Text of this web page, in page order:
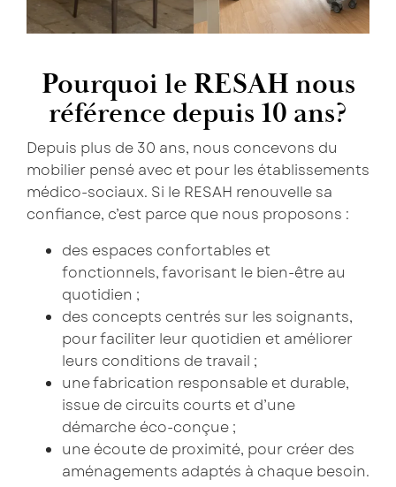
Pourquoi le RESAH nous
référence depuis 10 ans?
Depuis plus de 30 ans, nous concevons du
mobilier pensé avec et pour les établissements
médico-sociaux. Si le RESAH renouvelle sa
confiance, c’est parce que nous proposons :
des espaces confortables et
fonctionnels, favorisant le bien-être au
quotidien ;
des concepts centrés sur les soignants,
pour faciliter leur quotidien et améliorer
leurs conditions de travail ;
une fabrication responsable et durable,
issue de circuits courts et d’une
démarche éco-conçue ;
une écoute de proximité, pour créer des
aménagements adaptés à chaque besoin.
Je confirme mon inscription à la newsletter
Les champs marqués d’un astérisque (
obligatoires.